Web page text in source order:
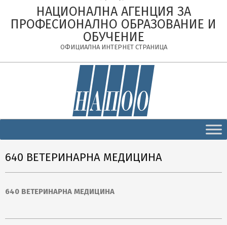
НАЦИОНАЛНА АГЕНЦИЯ ЗА
ПРОФЕСИОНАЛНО ОБРАЗОВАНИЕ И
ОБУЧЕНИЕ
ОФИЦИАЛНА ИНТЕРНЕТ СТРАНИЦА
Navigation
640 ВЕТЕРИНАРНА МЕДИЦИНА
640 ВЕТЕРИНАРНА МЕДИЦИНА